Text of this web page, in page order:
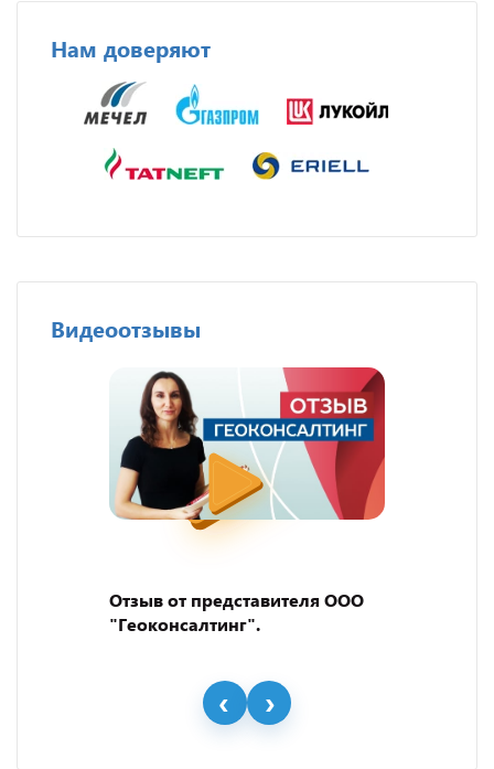
Нам доверяют
Видеоотзывы
Отзыв от представителя ООО
"Геоконсалтинг".